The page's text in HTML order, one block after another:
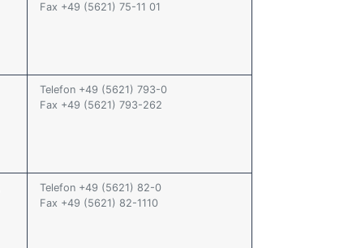
Fax +49 (5621) 75-11 01
Telefon +49 (5621) 793-0
Fax +49 (5621) 793-262
Telefon +49 (5621) 82-0
Fax +49 (5621) 82-1110